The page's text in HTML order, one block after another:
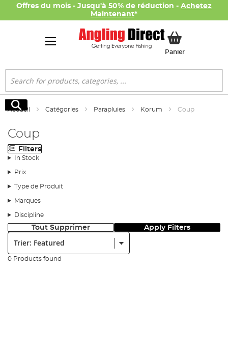
Offres du mois - Jusqu'à 50% de réduction - Achetez
Maintenant*
PanierMon panier
Rechercher
Rechercher
Accueil Catégories Parapluies Korum Coup
Coup
Filters
In Stock
Prix
Type de Produit
Marques
Discipline
Tout Supprimer Apply Filters
0 Products found